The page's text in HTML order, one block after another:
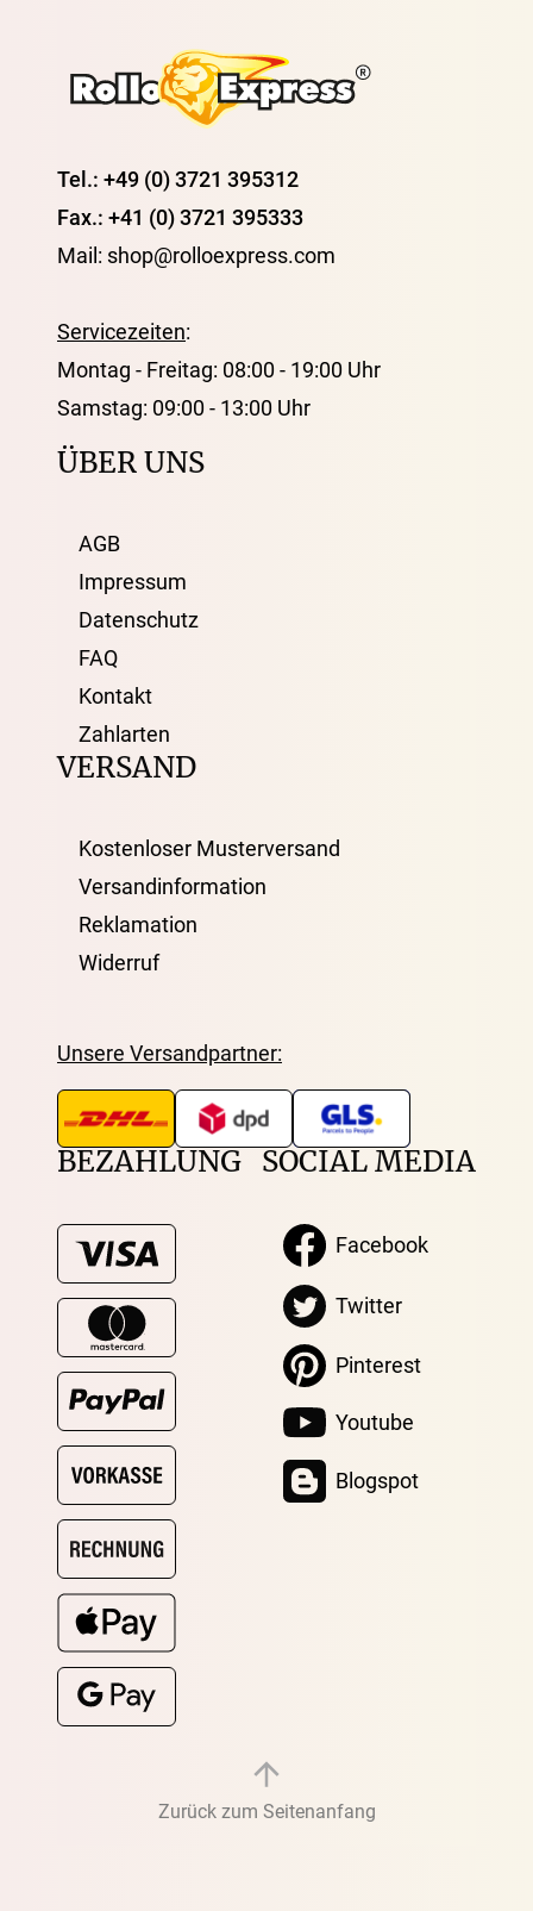
Tel.: +49 (0) 3721 395312
Fax.: +41 (0) 3721 395333
Mail: shop@rolloexpress.com
Servicezeiten:
Montag - Freitag: 08:00 - 19:00 Uhr
Samstag: 09:00 - 13:00 Uhr
ÜBER UNS
AGB
Impressum
Datenschutz
FAQ
Kontakt
Zahlarten
VERSAND
Kostenloser Musterversand
Versandinformation
Reklamation
Widerruf
Unsere Versandpartner:
BEZAHLUNG SOCIAL MEDIA
Facebook
Twitter
Pinterest
Youtube
Blogspot
Zurück zum Seitenanfang